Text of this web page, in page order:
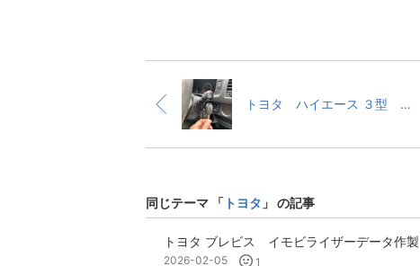
トヨタ ハイエース ３型 キーレス追加 イモビ登録作業 富山の鍵屋
同じテーマ 「 トヨタ 」 の記事
トヨタ ブレビス イモビライザーデータ作製
2026-02-05 1